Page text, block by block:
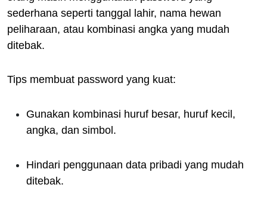
sederhana seperti tanggal lahir, nama hewan
peliharaan, atau kombinasi angka yang mudah
ditebak.
Tips membuat password yang kuat:
Gunakan kombinasi huruf besar, huruf kecil,
angka, dan simbol.
Hindari penggunaan data pribadi yang mudah
ditebak.